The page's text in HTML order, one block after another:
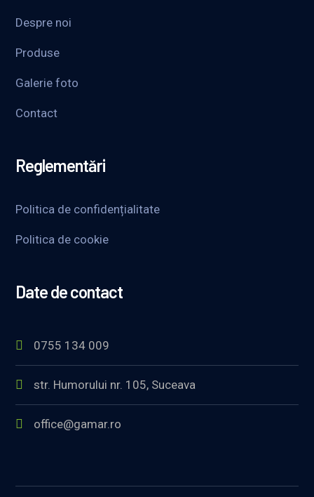
Despre noi
Produse
Galerie foto
Contact
Reglementări
Politica de confidențialitate
Politica de cookie
Date de contact
0755 134 009
str. Humorului nr. 105, Suceava
office@gamar.ro